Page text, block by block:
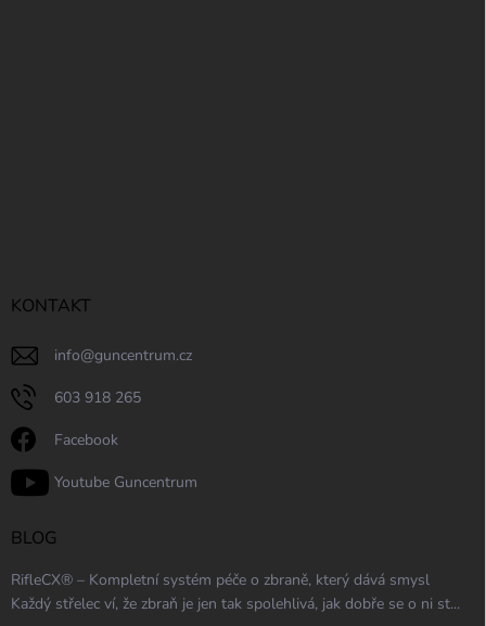
KONTAKT
info@guncentrum.cz
603 918 265
Facebook
Youtube Guncentrum
BLOG
RifleCX® – Kompletní systém péče o zbraně, který dává smysl
Každý střelec ví, že zbraň je jen tak spolehlivá, jak dobře se o ni st...